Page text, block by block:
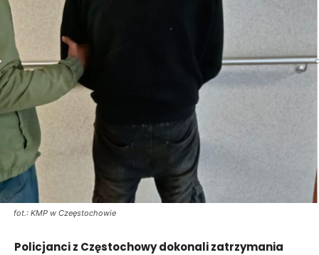
fot.: KMP w Czeęstochowie
Policjanci z Częstochowy dokonali zatrzymania